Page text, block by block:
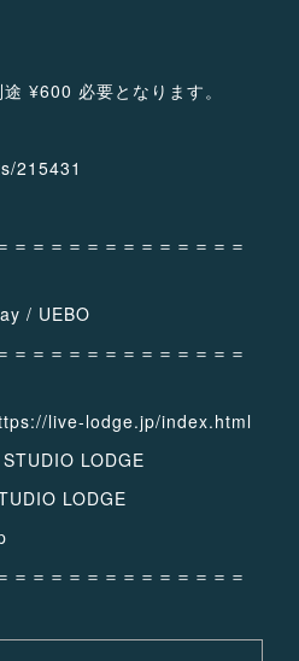
¥600 必要となります。
215431
＝＝＝＝＝＝＝＝＝＝＝＝＝
/ UEBO
＝＝＝＝＝＝＝＝＝＝＝＝＝
live-lodge.jp/index.html
LODGE
LODGE
＝＝＝＝＝＝＝＝＝＝＝＝＝